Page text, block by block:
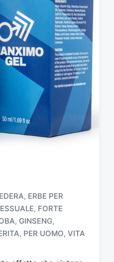
EDERA, ERBE PER
, FORTE
, GINSENG,
, PER UOMO, VITA